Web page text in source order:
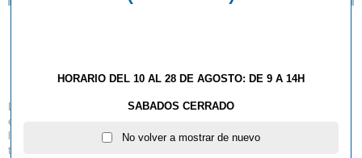
25
La Tenergy 25 es la versión con la sensación más dura de la nueva y
exitosa serie de gomas Tenergy. Al igual que la Tenergy 05 y Tenergy 64,
la Tenergy 25 combina también la fantástica "Spring Sponge" con la
tecnología High-Tension. Esto consigue que la Tenergy 25 desarrolle sin
HORARIO DEL 10 AL 28 DE AGOSTO: DE 9 A 14H
SABADOS CERRADO
No volver a mostrar de nuevo